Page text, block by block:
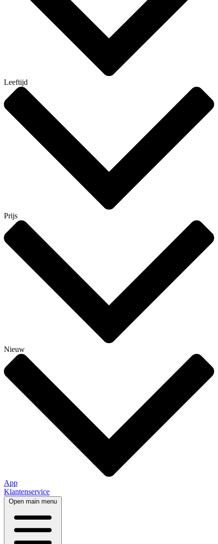
Leeftijd
Prijs
Nieuw
App
Klantenservice
Open main menu